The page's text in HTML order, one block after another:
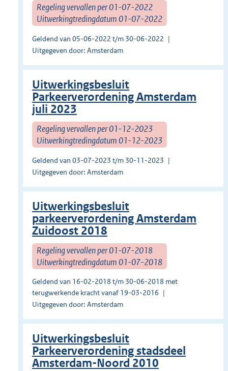
Regeling vervallen per 01-07-2022
Uitwerkingtredingdatum 01-07-2022
Geldend van 05-06-2022 t/m 30-06-2022
Uitgegeven door: Amsterdam
Uitwerkingsbesluit
Parkeerverordening Amsterdam
juli 2023
Regeling vervallen per 01-12-2023
Uitwerkingtredingdatum 01-12-2023
Geldend van 03-07-2023 t/m 30-11-2023
Uitgegeven door: Amsterdam
Uitwerkingsbesluit
parkeerverordening Amsterdam
Zuidoost 2018
Regeling vervallen per 01-07-2018
Uitwerkingtredingdatum 01-07-2018
Geldend van 16-02-2018 t/m 30-06-2018 met
terugwerkende kracht vanaf 19-03-2016
Uitgegeven door: Amsterdam
Uitwerkingsbesluit
Parkeerverordening stadsdeel
Amsterdam-Noord 2010